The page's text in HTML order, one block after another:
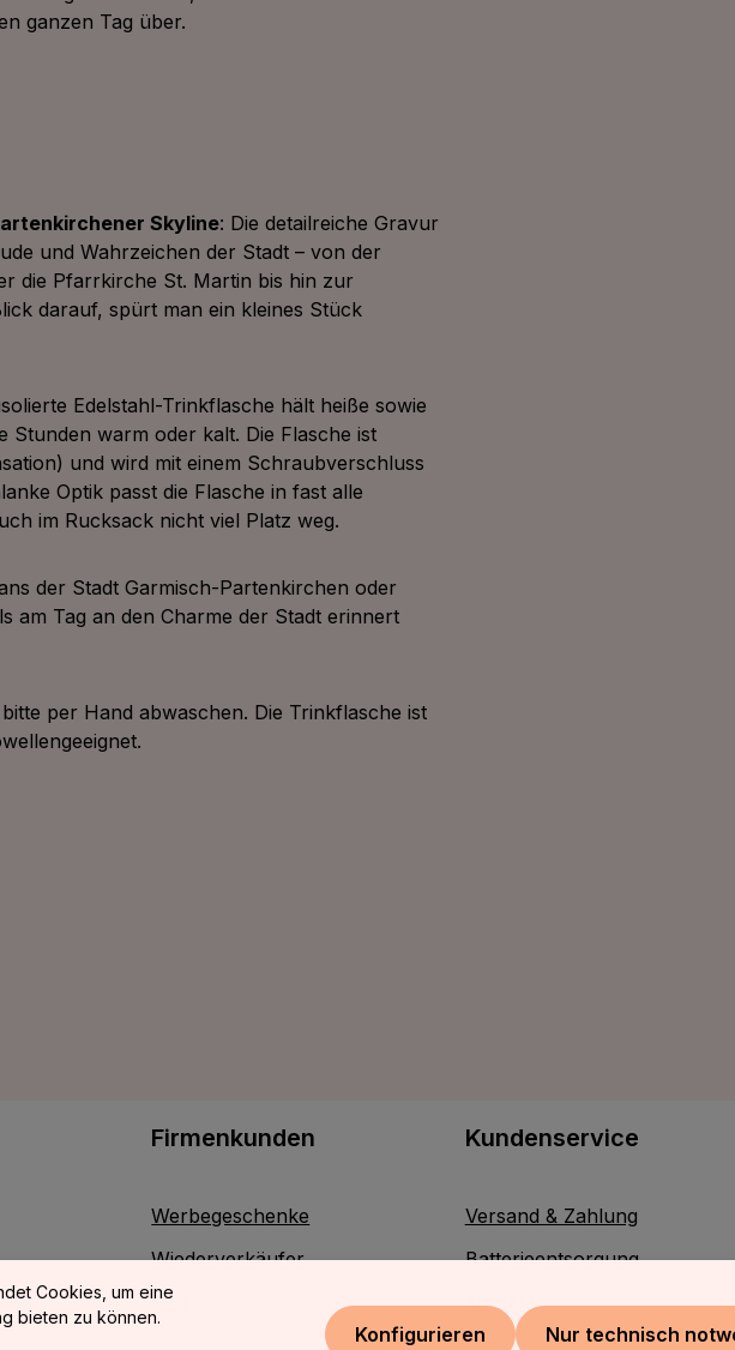
ganzen Tag über.
Skyline: Die detailreiche Gravur
und Wahrzeichen der Stadt – von der
die Pfarrkirche St. Martin bis hin zur
darauf, spürt man ein kleines Stück
Edelstahl-Trinkflasche hält heiße sowie
Stunden warm oder kalt. Die Flasche ist
und wird mit einem Schraubverschluss
Optik passt die Flasche in fast alle
im Rucksack nicht viel Platz weg.
der Stadt Garmisch-Partenkirchen oder
am Tag an den Charme der Stadt erinnert
per Hand abwaschen. Die Trinkflasche ist
Firmenkunden
Werbegeschenke
Wiederverkäufer
B2B
Kundenservice
Versand & Zahlung
Batterieentsorgung
Kontakt
Cookies, um eine
bieten zu können.
Nur technisch
Konfigurieren